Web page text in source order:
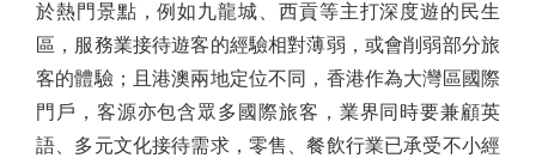
於熱門景點，例如九龍城、西貢等主打深度遊的民生
區，服務業接待遊客的經驗相對薄弱，或會削弱部分旅
客的體驗；且港澳兩地定位不同，香港作為大灣區國際
門戶，客源亦包含眾多國際旅客，業界同時要兼顧英
語、多元文化接待需求，零售、餐飲行業已承受不小經